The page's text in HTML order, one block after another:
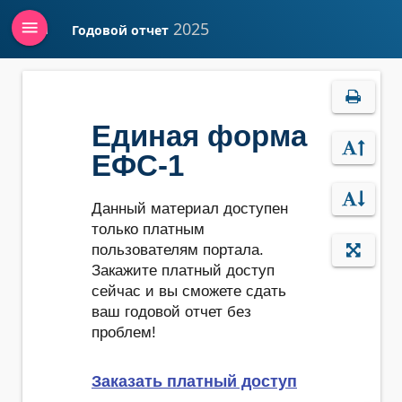
Войти Годовой отчет 2025
menu
Единая форма
ЕФС-1
Данный материал доступен
только платным
пользователям портала.
Закажите платный доступ
сейчас и вы сможете сдать
ваш годовой отчет без
проблем!
Заказать платный доступ